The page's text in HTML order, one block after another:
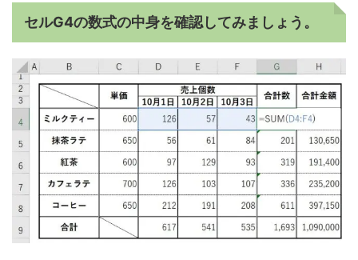
セルG4の数式の中身を確認してみましょう。